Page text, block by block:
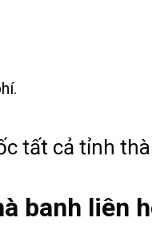
tất cả tỉnh
banh liên